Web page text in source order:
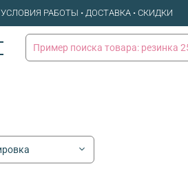
УСЛОВИЯ РАБОТЫ • ДОСТАВКА • СКИДКИ